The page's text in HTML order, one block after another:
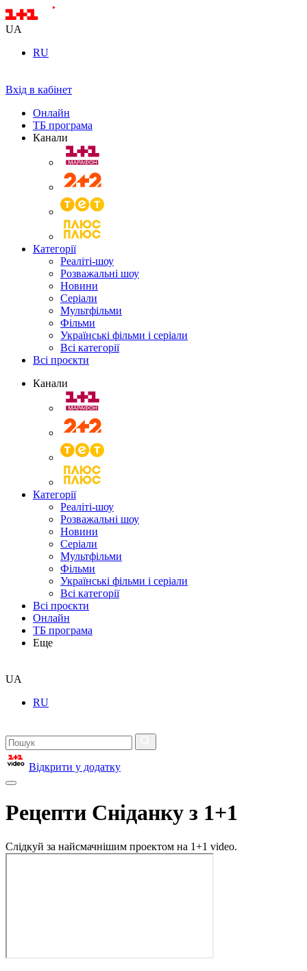
UA
RU
Вхід в кабінет
Онлайн
ТБ програма
Канали
Категорії
Реаліті-шоу
Розважальні шоу
Новини
Серіали
Мультфільми
Фільми
Українські фільми і серіали
Всі категорії
Всі проєкти
Канали
Категорії
Реаліті-шоу
Розважальні шоу
Новини
Серіали
Мультфільми
Фільми
Українські фільми і серіали
Всі категорії
Всі проєкти
Онлайн
ТБ програма
Еще
UA
RU
Відкрити у додатку
Рецепти Сніданку з 1+1
Слідкуй за найсмачнішим проектом на 1+1 video.